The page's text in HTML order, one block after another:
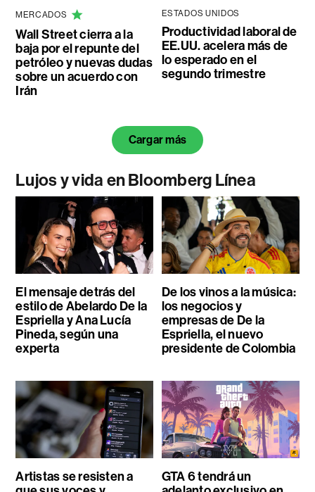
MERCADOS
Wall Street cierra a la
baja por el repunte del
petróleo y nuevas dudas
sobre un acuerdo con
Irán
ESTADOS UNIDOS
Productividad laboral de
EE.UU. acelera más de
lo esperado en el
segundo trimestre
Cargar más
Lujos y vida en Bloomberg Línea
El mensaje detrás del
estilo de Abelardo De la
Espriella y Ana Lucía
Pineda, según una
experta
De los vinos a la música:
los negocios y
empresas de De la
Espriella, el nuevo
presidente de Colombia
Artistas se resisten a
GTA 6 tendrá un